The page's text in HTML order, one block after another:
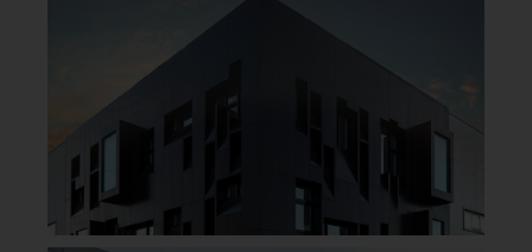
BYGGEMATERIALER
Hos gop finner du et stort utvalg av resirkulert plast og
plastplater som er spesialutviklet for bygging.
Byggeplater i plast sparer ofte tid og penger, siden de
er lette, enkle å håndtere og har lang holdbarhet. Alle
materialene våre er av høy standard, og de gjennomgår
grundige kvalitetskontroller, slik at du kan være trygg
på at du får høy kvalitet.